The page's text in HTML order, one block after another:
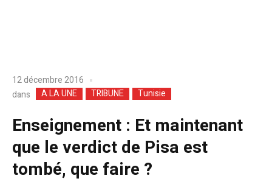
12 décembre 2016
dans
A LA UNE TRIBUNE Tunisie
Enseignement : Et maintenant
que le verdict de Pisa est
tombé, que faire ?